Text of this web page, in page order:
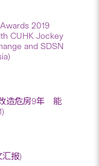
2019
CUHK Jockey
and SDSN
造危房9年 能
报)